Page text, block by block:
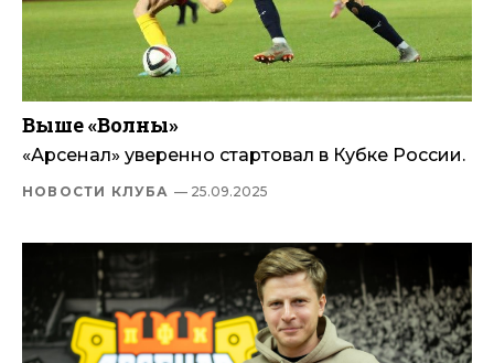
Выше «Волны»
«Арсенал» уверенно стартовал в Кубке России.
НОВОСТИ КЛУБА — 25.09.2025